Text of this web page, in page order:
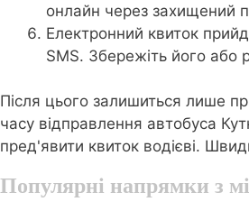
онлайн через захищений
Електронний квиток
SMS. Збережіть його або
Після цього залишиться лише
часу відправлення автобуса
пред'явити квиток водієві.
Популярні напрямки з